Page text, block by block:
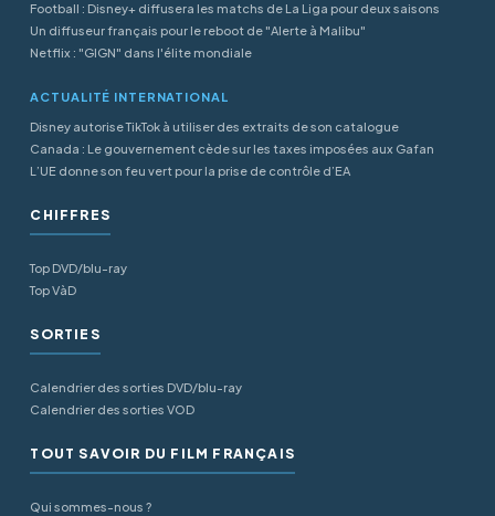
Football : Disney+ diffusera les matchs de La Liga pour deux saisons
Un diffuseur français pour le reboot de "Alerte à Malibu"
Netflix : "GIGN" dans l'élite mondiale
ACTUALITÉ INTERNATIONAL
Disney autorise TikTok à utiliser des extraits de son catalogue
Canada : Le gouvernement cède sur les taxes imposées aux Gafan
L’UE donne son feu vert pour la prise de contrôle d’EA
CHIFFRES
Top DVD/blu-ray
Top VàD
SORTIES
Calendrier des sorties DVD/blu-ray
Calendrier des sorties VOD
TOUT SAVOIR DU FILM FRANÇAIS
Qui sommes-nous ?